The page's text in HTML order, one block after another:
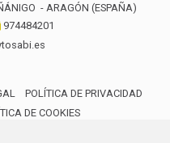
- ARAGÓN (ESPAÑA)
974484201
POLÍTICA DE PRIVACIDAD
DE COOKIES